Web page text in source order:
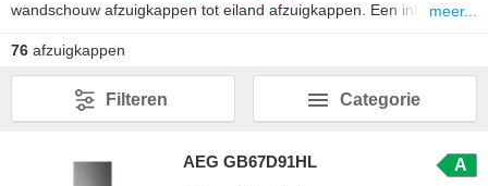
wandschouw afzuigkappen tot eiland afzuigkappen. Een inbouw
geruisloos weg. Zo blijft je keuken tijdens het koken fris ruiken.
Afzuigkappen van AEG beschikken hiervoor over debeste
technologie. Let bij het kopen van een nieuwe AEG afzuigkap wel
op dat de benodigde afzuigcapaciteit is afgestemd op het formaat
meer...
76 afzuigkappen
Categorie
Filteren
AEG GB67D91HL A